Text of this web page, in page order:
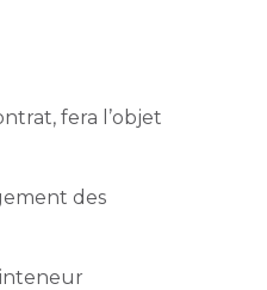
fera l’objet
des